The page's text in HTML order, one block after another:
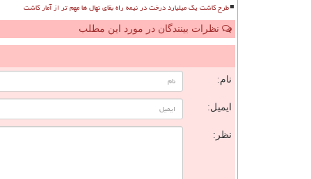
طرح کاشت یک میلیارد درخت در نیمه راه بقای نهال ها مهم تر از آمار کاشت
نظرات بینندگان در مورد این مطلب
نام:
ایمیل:
نظر: